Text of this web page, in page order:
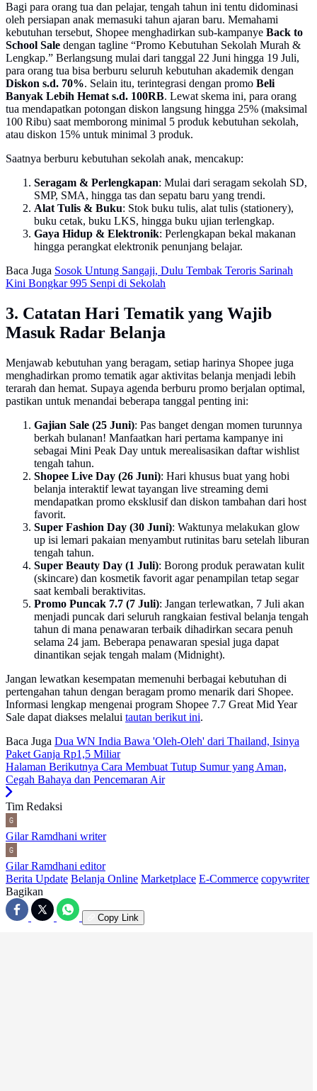
Bagi para orang tua dan pelajar, tengah tahun ini tentu didominasi
oleh persiapan anak memasuki tahun ajaran baru. Memahami
kebutuhan tersebut, Shopee menghadirkan sub-kampanye Back to
School Sale dengan tagline “Promo Kebutuhan Sekolah Murah &
Lengkap.” Berlangsung mulai dari tanggal 22 Juni hingga 19 Juli,
para orang tua bisa berburu seluruh kebutuhan akademik dengan
Diskon s.d. 70%. Selain itu, terintegrasi dengan promo Beli
Banyak Lebih Hemat s.d. 100RB. Lewat skema ini, para orang
tua mendapatkan potongan diskon langsung hingga 25% (maksimal
100 Ribu) saat memborong minimal 5 produk kebutuhan sekolah,
atau diskon 15% untuk minimal 3 produk.
Saatnya berburu kebutuhan sekolah anak, mencakup:
Seragam & Perlengkapan: Mulai dari seragam sekolah SD,
SMP, SMA, hingga tas dan sepatu baru yang trendi.
Alat Tulis & Buku: Stok buku tulis, alat tulis (stationery),
buku cetak, buku LKS, hingga buku ujian terlengkap.
Gaya Hidup & Ele ktronik: Perlengkapan bekal makanan
hingga perangkat elektronik penunjang belajar.
Baca Juga Sosok Untung Sangaji, Dulu Tembak Teroris Sarinah
Kini Bongkar 995 Senpi di Sekolah
3. Catatan Hari Tematik yang Wajib
Masuk Radar Belanja
Menjawab kebutuhan yang beragam, setiap harinya Shopee juga
menghadirkan promo tematik agar aktivitas belanja menjadi lebih
terarah dan hemat. Supaya agenda berburu promo berjalan optimal,
pastikan untuk menandai beberapa tanggal penting ini:
Gajian Sale (25 Juni): Pas banget dengan momen turunnya
berkah bulanan! Manfaatkan hari pertama kampanye ini
sebagai Mini Peak Day untuk merealisasikan daftar wishlist
tengah tahun.
Shopee Live Day (26 Juni): Hari khusus buat yang hobi
belanja interaktif lewat tayangan live streaming demi
mendapatkan promo eksklusif dan diskon tambahan dari host
favorit.
Super Fashion Day (30 Juni): Waktunya melakukan glow
up isi lemari pakaian menyambut rutinitas baru setelah liburan
tengah tahun.
Super Beauty Day (1 Juli): Borong produk perawatan kulit
(skincare) dan kosmetik favorit agar penampilan tetap segar
saat kembali beraktivitas.
Promo Puncak 7.7 (7 Juli): Jangan terlewatkan, 7 Juli akan
menjadi puncak dari seluruh rangkaian festival belanja tengah
tahun di mana penawaran terbaik dihadirkan secara penuh
selama 24 jam. Beberapa penawaran spesial juga dapat
dinantikan sejak tengah malam (Midnight).
Jangan lewatkan kesempatan memenuhi berbagai kebutuhan di
pertengahan tahun dengan beragam promo menarik dari Shopee.
Informasi lengkap mengenai program Shopee 7.7 Great Mid Year
Sale dapat diakses melalui tautan berikut ini.
Baca Juga Dua WN India Bawa 'Oleh-Oleh' dari Thailand, Isinya
Paket Ganja Rp1,5 Miliar
Halaman Berikutnya Cara Membuat Tutup Sumur yang Aman,
Cegah Bahaya dan Pencemaran Air
Tim Redaksi
Gilar Ramdhani writer
Gilar Ramdhani editor
Berita Update Belanja Online Marketplace E-Commerce copywriter
Bagikan
Copy Link